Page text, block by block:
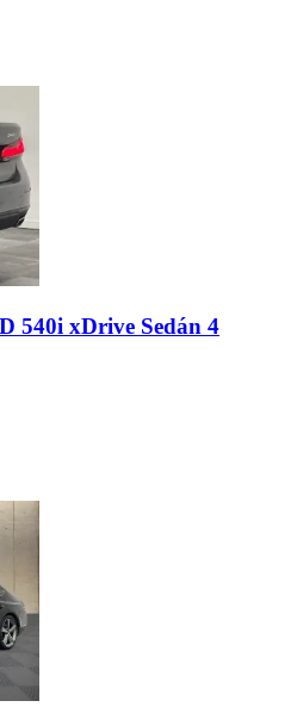
540i xDrive Sedán 4